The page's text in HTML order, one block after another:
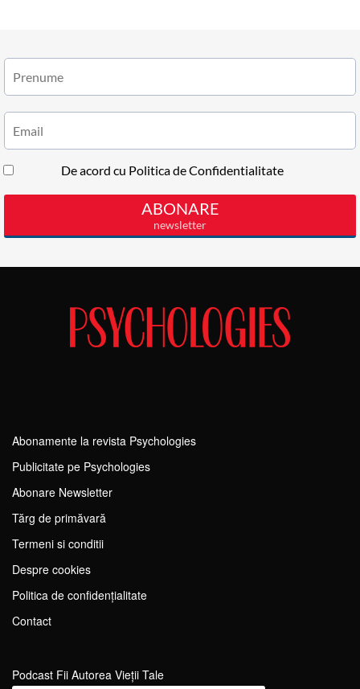
Abonamente la revista Psychologies
Publicitate pe Psychologies
Abonare Newsletter
Tărg de primăvară
Termeni si conditii
Despre cookies
Politica de confidențialitate
Contact
Podcast Fii Autorea Vieții Tale